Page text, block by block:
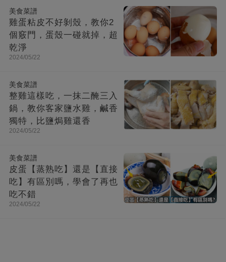
美食菜譜
雞蛋粘皮不好剝殼，教你2
個竅門，蛋殼一碰就掉，超
乾淨
2024/05/22
美食菜譜
整雞這樣吃，一抹二醃三入
鍋，教你客家鹽水雞，鹹香
獨特，比鹽焗雞還香
2024/05/22
美食菜譜
皮蛋【蒸熟吃】還是【直接
吃】有區別嗎，學會了再也
吃不錯
2024/05/22